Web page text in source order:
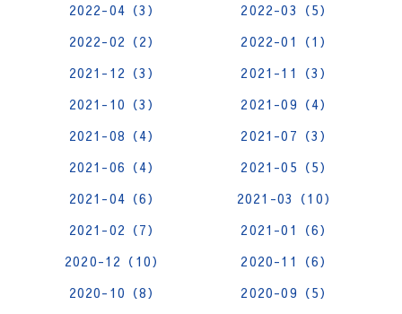
2022-04（3）
2022-03（5）
2022-02（2）
2022-01（1）
2021-12（3）
2021-11（3）
2021-10（3）
2021-09（4）
2021-08（4）
2021-07（3）
2021-06（4）
2021-05（5）
2021-04（6）
2021-03（10）
2021-02（7）
2021-01（6）
2020-12（10）
2020-11（6）
2020-10（8）
2020-09（5）